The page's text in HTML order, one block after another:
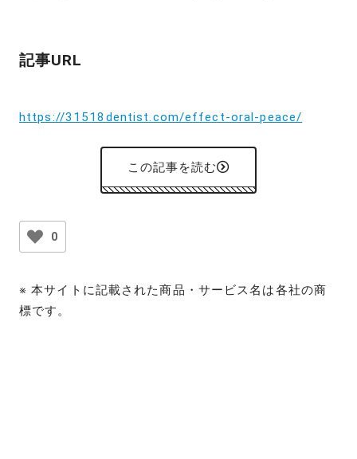
記事URL
https://31518dentist.com/effect-oral-peace/
この記事を読む
0
※ 本サイトに記載された商品・サービス名は各社の商
標です。